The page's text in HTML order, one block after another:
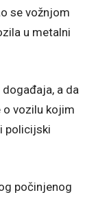
se vožnjom
u metalni
a da
vozilu kojim
policijski
počinjenog